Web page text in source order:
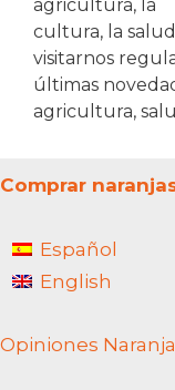
agricultura, la
cultura, la
visitarnos
últimas
agricultura,
Comprar
Español
English
Opiniones